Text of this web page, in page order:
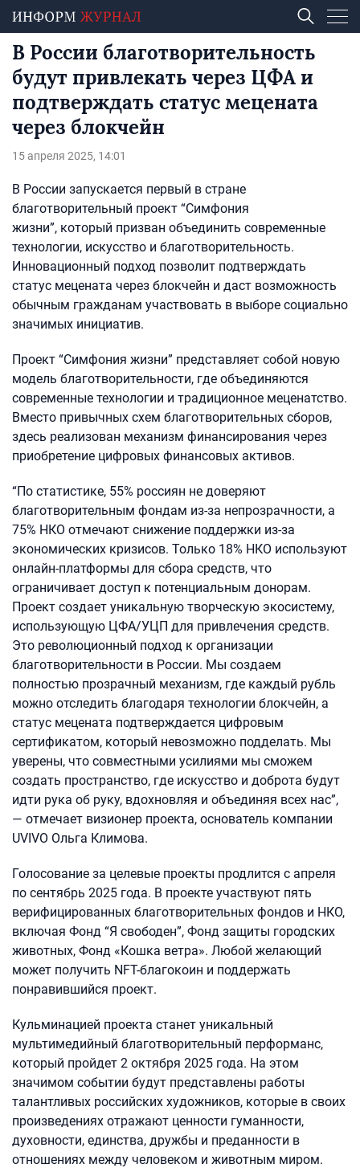
В России благотворительность
будут привлекать через ЦФА и
подтверждать статус мецената
через блокчейн
15 апреля 2025, 14:01
В России запускается первый в стране
благотворительный проект “Симфония
жизни”, который призван объединить современные
технологии, искусство и благотворительность.
Инновационный подход позволит подтверждать
статус мецената через блокчейн и даст возможность
обычным гражданам участвовать в выборе социально
значимых инициатив.
Проект “Симфония жизни” представляет собой новую
модель благотворительности, где объединяются
современные технологии и традиционное меценатство.
Вместо привычных схем благотворительных сборов,
здесь реализован механизм финансирования через
приобретение цифровых финансовых активов.
“По статистике, 55% россиян не доверяют
благотворительным фондам из-за непрозрачности, а
75% НКО отмечают снижение поддержки из-за
экономических кризисов. Только 18% НКО используют
онлайн-платформы для сбора средств, что
ограничивает доступ к потенциальным донорам.
Проект создает уникальную творческую экосистему,
использующую ЦФА/УЦП для привлечения средств.
Это революционный подход к организации
благотворительности в России. Мы создаем
полностью прозрачный механизм, где каждый рубль
можно отследить благодаря технологии блокчейн, а
статус мецената подтверждается цифровым
сертификатом, который невозможно подделать. Мы
уверены, что совместными усилиями мы сможем
создать пространство, где искусство и доброта будут
идти рука об руку, вдохновляя и объединяя всех нас”,
— отмечает визионер проекта, основатель компании
UVIVO Ольга Климова.
Голосование за целевые проекты продлится с апреля
по сентябрь 2025 года. В проекте участвуют пять
верифицированных благотворительных фондов и НКО,
включая Фонд “Я свободен”, Фонд защиты городских
животных, Фонд «Кошка ветра». Любой желающий
может получить NFT-благокоин и поддержать
понравившийся проект.
Кульминацией проекта станет уникальный
мультимедийный благотворительный перформанс,
который пройдет 2 октября 2025 года. На этом
значимом событии будут представлены работы
талантливых российских художников, которые в своих
произведениях отражают ценности гуманности,
духовности, единства, дружбы и преданности в
отношениях между человеком и животным миром.